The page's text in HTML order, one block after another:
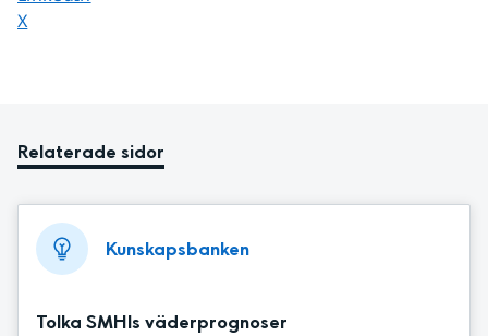
Dela sidan på
X
Relaterade sidor
Kunskapsbanken
Tolka SMHIs väderprognoser